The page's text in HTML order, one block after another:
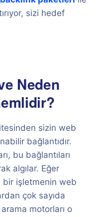
sizi hedef
Neden
sizin web
bağlantıdır.
bu bağlantıları
algılar. Eğer
bir işletmenin web
çok sayıda
motorları o